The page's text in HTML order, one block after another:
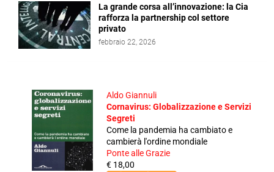
La grande corsa all’innovazione: la Cia
rafforza la partnership col settore
privato
febbraio 22, 2026
Aldo Giannuli
Cornavirus: Globalizzazione e Servizi
Segreti
Come la pandemia ha cambiato e
cambierà l'ordine mondiale
Ponte alle Grazie
€ 18,00